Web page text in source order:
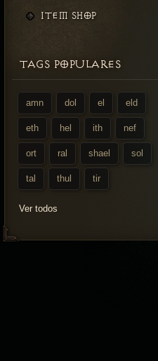
ITEM SHOP
TAGS POPULARES
amn dol el eld
eth hel ith nef
ort ral shael sol
tal thul tir
Ver todos